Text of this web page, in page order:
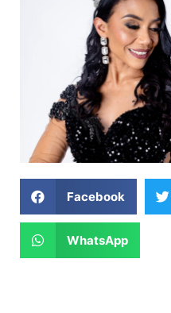
Facebook
WhatsApp